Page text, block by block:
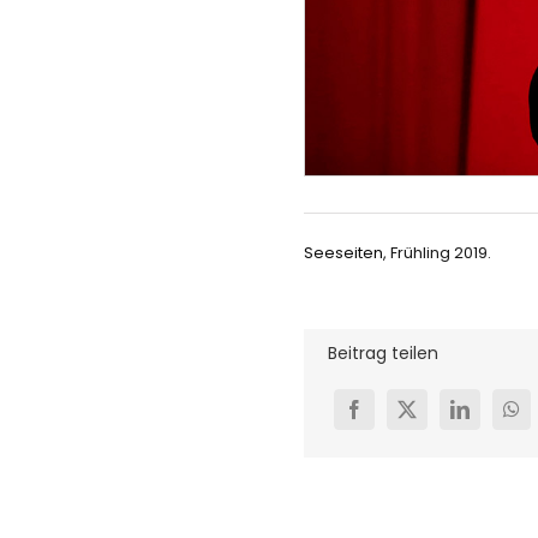
Seeseiten, Frühling 2019.
Beitrag teilen